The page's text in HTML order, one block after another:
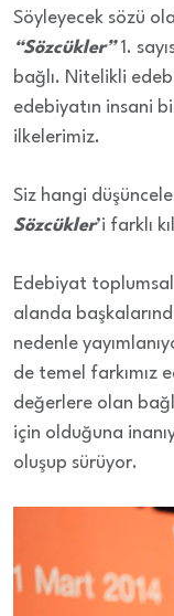
Söyleyecek sözü
“Sözcükler”1.
bağlı. Nitelikli
edebiyatın insani
ilkelerimiz.
Siz hangi
Sözcükler’i farklı
Edebiyat toplumsal
alanda
nedenle
de temel farkımız
değerlere olan
için olduğuna
oluşup sürüyor.